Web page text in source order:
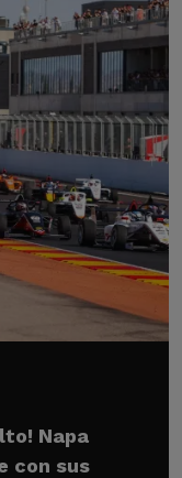
Napa
con sus